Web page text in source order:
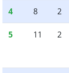
4 8 2
5 11 2